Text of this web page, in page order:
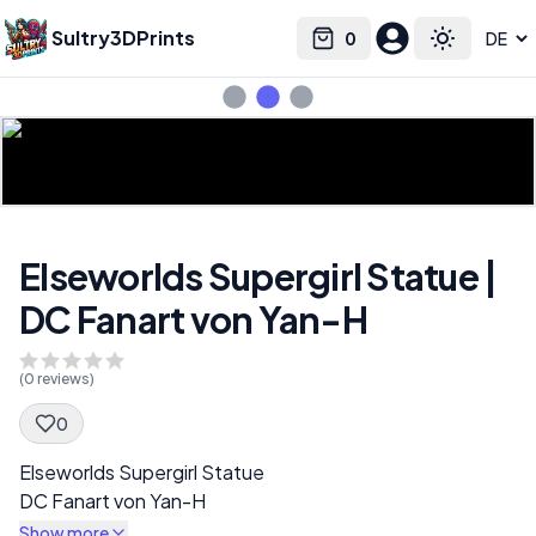
Sultry3DPrints 0
Cart Toggle
Select language
Elseworlds Supergirl Statue |
DC Fanart von Yan-H
(0 reviews)
0
Spec Description
Elseworlds Supergirl Statue
DC Fanart von Yan-H